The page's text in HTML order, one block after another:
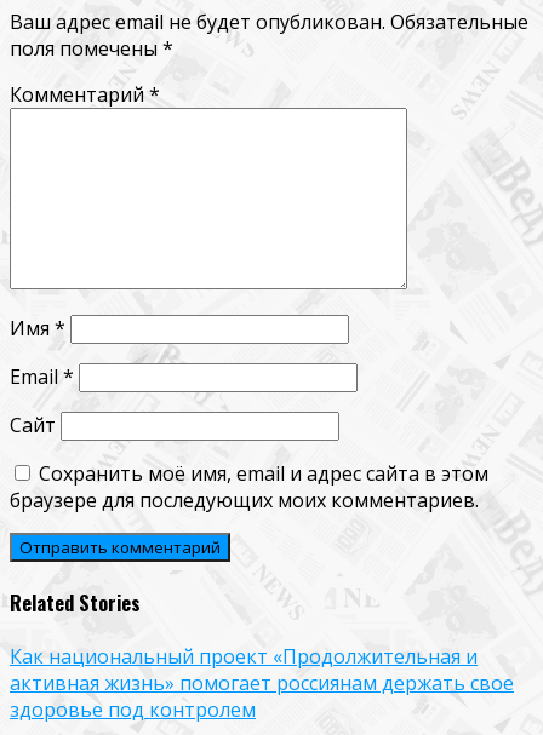
Ваш адрес email не будет опубликован. Обязательные
поля помечены *
Комментарий*
Имя*
Email*
Сайт
Сохранить моё имя, email и адрес сайта в этом
браузере для последующих моих комментариев.
Related Stories
Как национальный проект «Продолжительная и
активная жизнь» помогает россиянам держать свое
здоровье под контролем